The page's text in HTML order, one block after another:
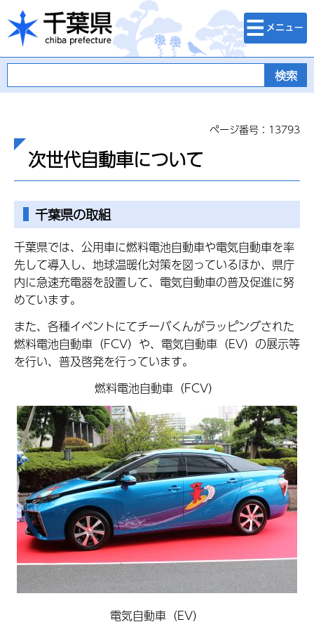
千葉県
検索・メニュ
ー
ページ番号：13793
次世代自動車について
千葉県の取組
千葉県では、公用車に燃料電池自動車や電気自動車を率
先して導入し、地球温暖化対策を図っているほか、県庁
内に急速充電器を設置して、電気自動車の普及促進に努
めています。
また、各種イベントにてチーバくんがラッピングされた
燃料電池自動車（FCV）や、電気自動車（EV）の展示等
を行い、普及啓発を行っています。
燃料電池自動車（FCV）
電気自動車（EV）